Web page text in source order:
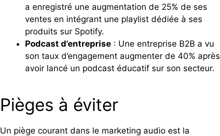
a enregistré une augmentation de 25% de ses
ventes en intégrant une playlist dédiée à ses
produits sur Spotify.
Podcast d’entreprise : Une entreprise B2B a vu
son taux d’engagement augmenter de 40% après
avoir lancé un podcast éducatif sur son secteur.
Pièges à éviter
Un piège courant dans le marketing audio est la